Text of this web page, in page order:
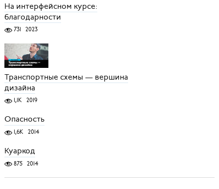
На интерфейсном курсе:
благодарности
731 2023
Транспортные схемы — вершина
дизайна
1,1K 2019
Опасность
1,6K 2014
Куаркод
875 2014